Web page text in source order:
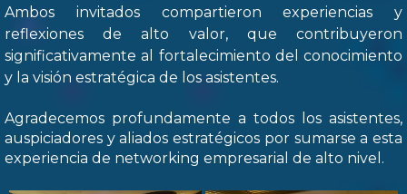
Ambos invitados compartieron experiencias y
reflexiones de alto valor, que contribuyeron
significativamente al fortalecimiento del conocimiento
y la visión estratégica de los asistentes.
Agradecemos profundamente a todos los asistentes,
auspiciadores y aliados estratégicos por sumarse a esta
experiencia de networking empresarial de alto nivel.